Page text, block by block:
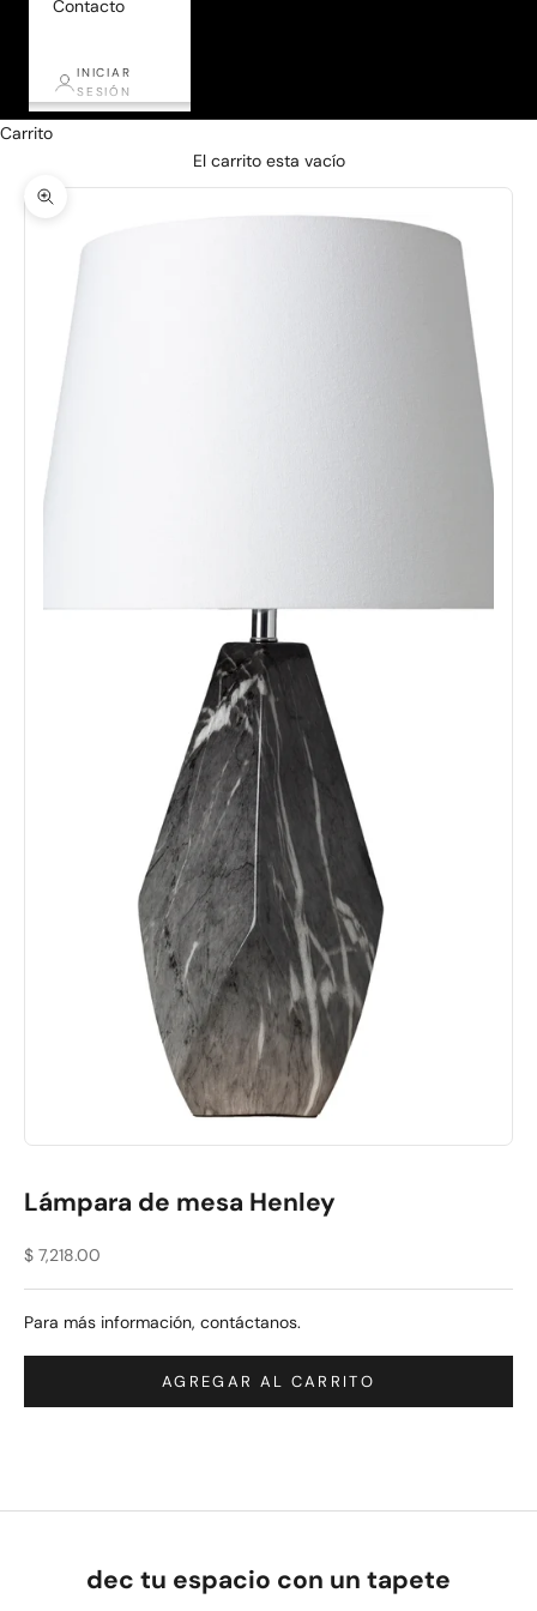
Contacto
INICIAR
SESIÓN
Carrito
El carrito esta vacío
Zoom
Lámpara de mesa Henley
Precio de oferta
$ 7,218.00
Para más información, contáctanos.
AGREGAR AL CARRITO
dec tu espacio con un tapete